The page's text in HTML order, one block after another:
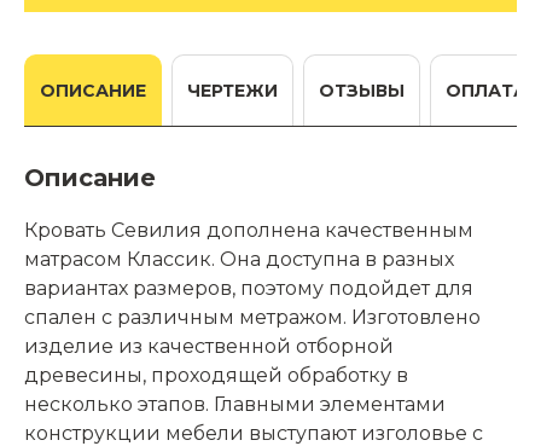
ОПИСАНИЕ ЧЕРТЕЖИ ОТЗЫВЫ ОПЛАТА
Описание
Кровать Севилия дополнена качественным
матрасом Классик. Она доступна в разных
вариантах размеров, поэтому подойдет для
спален с различным метражом. Изготовлено
изделие из качественной отборной
древесины, проходящей обработку в
несколько этапов. Главными элементами
конструкции мебели выступают изголовье с